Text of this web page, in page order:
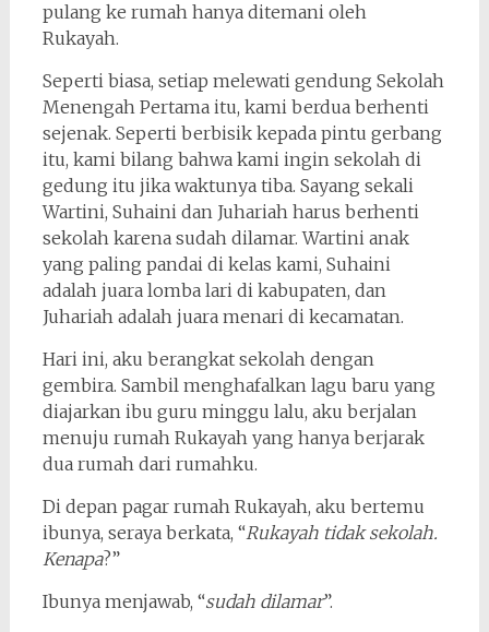
pulang ke rumah hanya ditemani oleh
Rukayah.
Seperti biasa, setiap melewati gendung Sekolah
Menengah Pertama itu, kami berdua berhenti
sejenak. Seperti berbisik kepada pintu gerbang
itu, kami bilang bahwa kami ingin sekolah di
gedung itu jika waktunya tiba. Sayang sekali
Wartini, Suhaini dan Juhariah harus berhenti
sekolah karena sudah dilamar. Wartini anak
yang paling pandai di kelas kami, Suhaini
adalah juara lomba lari di kabupaten, dan
Juhariah adalah juara menari di kecamatan.
Hari ini, aku berangkat sekolah dengan
gembira. Sambil menghafalkan lagu baru yang
diajarkan ibu guru minggu lalu, aku berjalan
menuju rumah Rukayah yang hanya berjarak
dua rumah dari rumahku.
Di depan pagar rumah Rukayah, aku bertemu
ibunya, seraya berkata, “Rukayah tidak sekolah.
Kenapa?”
Ibunya menjawab, “sudah dilamar”.